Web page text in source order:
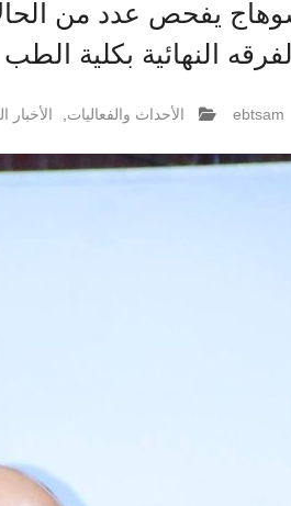
يفحص عدد من
النهائية بكلية
ebtsam الأحداث والفعاليات الأخبار